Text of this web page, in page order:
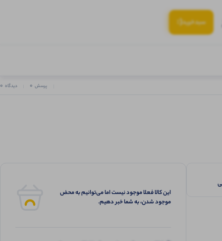
سبد‌خرید(:
پرسش 0 دیدگاه 0
این کالا فعلا موجود نیست اما می‌توانیم به محض
موجود شدن، به شما خبر دهیم.